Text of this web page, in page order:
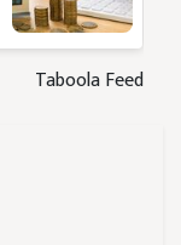
Taboola Feed